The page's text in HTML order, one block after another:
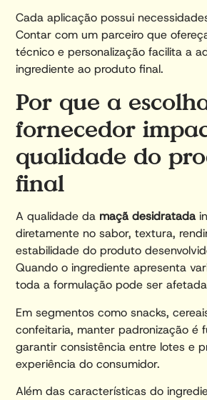
Cada aplicação possui
Contar com um parceiro que
técnico e personalização facilita a
ingrediente ao produto final.
Por que a
fornecedor
qualidade do
final
A qualidade da maçã desidratada
diretamente no sabor, textura,
estabilidade do produto
Quando o ingrediente apresenta
toda a formulação pode ser
Em segmentos como snacks,
confeitaria, manter padronização é
garantir consistência entre lotes e
experiência do consumidor.
Além das características do